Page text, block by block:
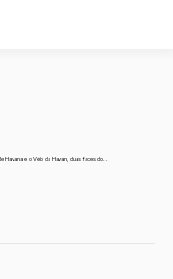
Havana e o Véio da Havan, duas faces do...